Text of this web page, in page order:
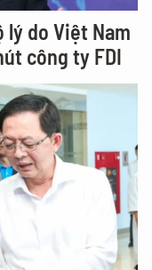
do Việt Nam
công ty FDI